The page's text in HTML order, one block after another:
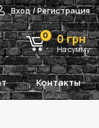
Вход / Регистрация
0 0 грн
На сумму
Контакты